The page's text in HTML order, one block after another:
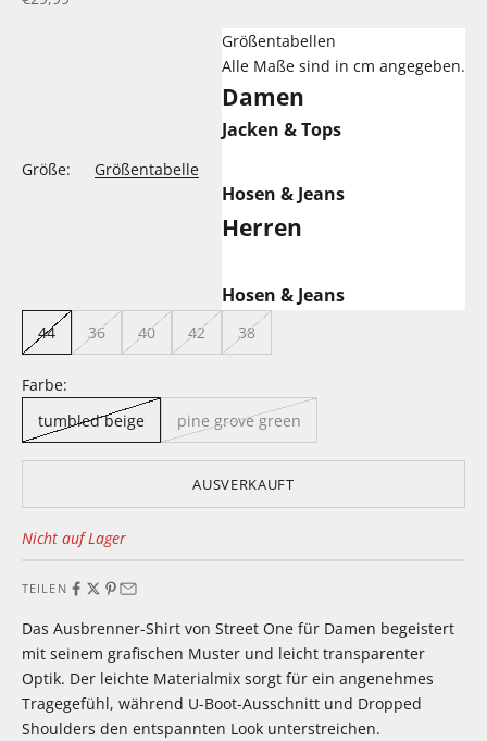
Größe: Größentabelle
Größentabellen
Alle Maße sind in cm angegeben.
Damen
Jacken & Tops
Hosen & Jeans
Herren
Hosen & Jeans
44 36 40 42 38
Farbe:
tumbled beige
pine grove green
AUSVERKAUFT
Nicht auf Lager
TEILEN
Das Ausbrenner-Shirt von Street One für Damen begeistert
mit seinem grafischen Muster und leicht transparenter
Optik. Der leichte Materialmix sorgt für ein angenehmes
Tragegefühl, während U-Boot-Ausschnitt und Dropped
Shoulders den entspannten Look unterstreichen.